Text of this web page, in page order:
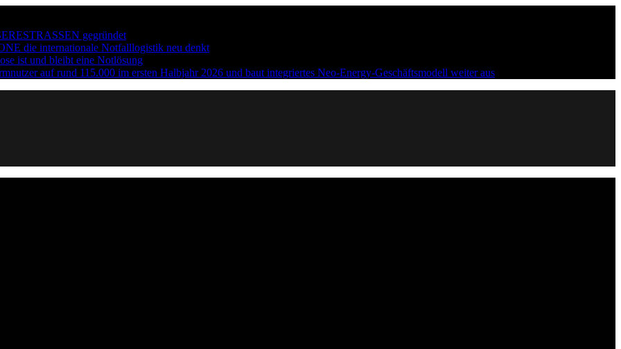
gegründet
die internationale Notfalllogistik neu denkt
ist und bleibt eine Notlösung
auf rund 115.000 im ersten Halbjahr 2026 und baut integriertes Neo-Energy-Geschäftsmodell weiter aus